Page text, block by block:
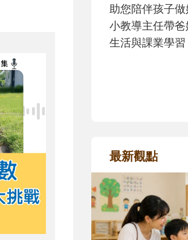
好入學準備，還有國
最新觀點